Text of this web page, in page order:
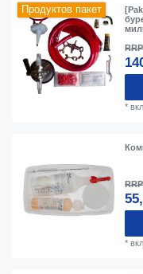
Продуктов пакет
*
*